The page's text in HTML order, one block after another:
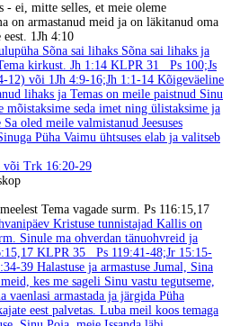
- ei, mitte selles, et meie oleme
on armastanud meid ja on läkitanud oma
1Jh 4:10
Sõna sai lihaks Sõna sai lihaks ja
kirkust. Jh 1:14 KLPR 31
Ps 100;Js
12) või 1Jh 4:9-16;Jh 1:1-14 Kõigeväeline
lihaks ja Temas on meile paistnud Sinu
mõistaksime seda imet ning ülistaksime ja
oled meile valmistanud Jeesuses
Püha Vaimu ühtsuses elab ja valitseb
või Trk 16:20-29
Tema vagade surm. Ps 116:15,17
Kristuse tunnistajad Kallis on
Sinule ma ohverdan tänuohvreid ja
KLPR 35
Ps 119:41-48;Jr 15:15-
39 Halastuse ja armastuse Jumal, Sina
kes me sageli Sinu vastu tegutseme,
vaenlasi armastada ja järgida Püha
eest palvetas. Luba meil koos temaga